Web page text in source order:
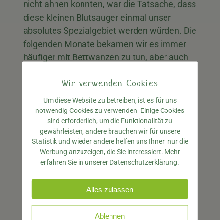
nicht ahnen konnten, war die Tatsache, dass
diese kleinen Blutsauger einmal unser
absolutes Spezialgebiet werden würden. Die
folgenden Monate bekamen wir es immer
häufiger mit Bettwanzen zu tun, aber auch
immer mehr Aufträge. Viele dieser Kunden
aus dieser Zeit werden auch heute noch von
uns betreut. Ich bin ihnen allen sehr dankbar
für die Chance, die sie uns gegeben haben
und die Tatsache, dass sie sich auch heute
noch an uns wenden, wenn sie ein
Schädlingsproblem haben, spricht wohl für
sich. Egal ob Bäckereien, Gastronomie,
Hausverwaltungen oder Privatkunden, wenn
sie ein Problem mit ungebetenen Gästen
hatten, fanden sie bei uns Hilfe. Gegen Ende
Wir verwenden Cookies
Um diese Website zu betreiben, ist es für uns
notwendig Cookies zu verwenden. Einige Cookies
sind erforderlich, um die Funktionalität zu
gewährleisten, andere brauchen wir für unsere
Statistik und wieder andere helfen uns Ihnen nur die
Werbung anzuzeigen, die Sie interessiert. Mehr
erfahren Sie in unserer Datenschutzerklärung.
Alles zulassen
Ablehnen